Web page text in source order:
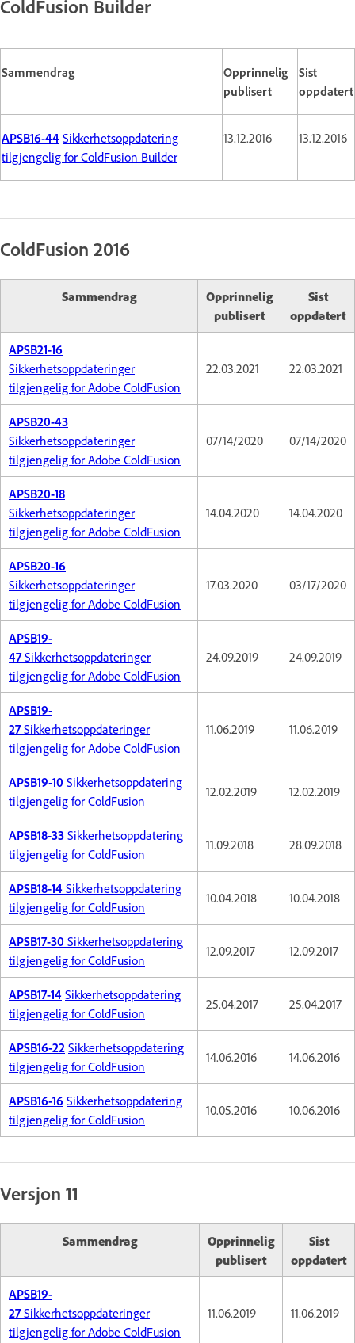
ColdFusion Builder
Sammendrag
Opprinnelig
publisert
Sist
oppdatert
APSB16-44 Sikkerhetsoppdatering
tilgjengelig for ColdFusion Builder
13.12.2016 13.12.2016
ColdFusion 2016
Sammendrag
Opprinnelig
publisert
Sist
oppdatert
APSB21-16
Sikkerhetsoppdateringer
tilgjengelig for Adobe ColdFusion
22.03.2021 22.03.2021
APSB20-43
Sikkerhetsoppdateringer
tilgjengelig for Adobe ColdFusion
07/14/2020 07/14/2020
APSB20-18
Sikkerhetsoppdateringer
tilgjengelig for Adobe ColdFusion
14.04.2020 14.04.2020
APSB20-16
Sikkerhetsoppdateringer
tilgjengelig for Adobe ColdFusion
17.03.2020 03/17/2020
APSB19-
47Sikkerhetsoppdateringer
tilgjengelig for Adobe ColdFusion
24.09.2019 24.09.2019
APSB19-
27Sikkerhetsoppdateringer
tilgjengelig for Adobe ColdFusion
11.06.2019 11.06.2019
APSB19-10 Sikkerhetsoppdatering
tilgjengelig for ColdFusion
12.02.2019 12.02.2019
APSB18-33 Sikkerhetsoppdatering
tilgjengelig for ColdFusion
11.09.2018 28.09.2018
APSB18-14 Sikkerhetsoppdatering
tilgjengelig for ColdFusion
10.04.2018 10.04.2018
APSB17-30 Sikkerhetsoppdatering
tilgjengelig for ColdFusion
12.09.2017 12.09.2017
APSB17-14 Sikkerhetsoppdatering
tilgjengelig for ColdFusion
25.04.2017 25.04.2017
APSB16-22 Sikkerhetsoppdatering
tilgjengelig for ColdFusion
14.06.2016 14.06.2016
APSB16-16 Sikkerhetsoppdatering
tilgjengelig for ColdFusion
10.05.2016 10.06.2016
Versjon 11
Sammendrag
Opprinnelig
publisert
Sist
oppdatert
APSB19-
27Sikkerhetsoppdateringer
tilgjengelig for Adobe ColdFusion
11.06.2019 11.06.2019